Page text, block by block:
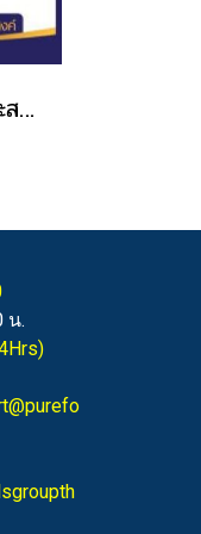
มายองเนส สูตรอเนกประสงค์ เฟรช & กรีน ขนาด 800 กรัม 1 ลัง
น.